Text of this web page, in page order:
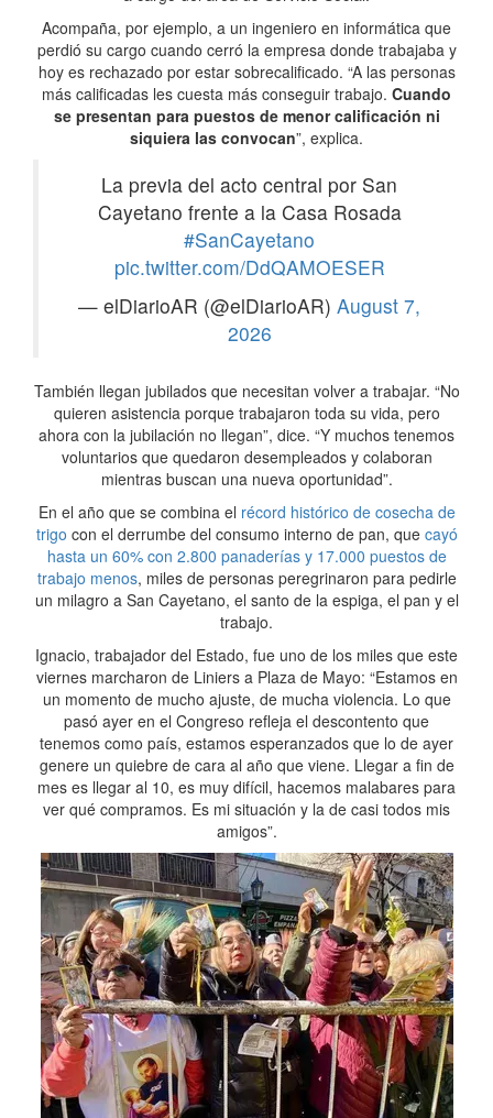
Acompaña, por ejemplo, a un ingeniero en informática que
perdió su cargo cuando cerró la empresa donde trabajaba y
hoy es rechazado por estar sobrecalificado. “A las personas
más calificadas les cuesta más conseguir trabajo. Cuando
se presentan para puestos de menor calificación ni
siquiera las convocan”, explica.
La previa del acto central por San
Cayetano frente a la Casa Rosada
#SanCayetano
pic.twitter.com/DdQAMOESER
— elDiarioAR (@elDiarioAR) August 7,
2026
También llegan jubilados que necesitan volver a trabajar. “No
quieren asistencia porque trabajaron toda su vida, pero
ahora con la jubilación no llegan”, dice. “Y muchos tenemos
voluntarios que quedaron desempleados y colaboran
mientras buscan una nueva oportunidad”.
En el año que se combina el récord histórico de cosecha de
trigo con el derrumbe del consumo interno de pan, que cayó
hasta un 60% con 2.800 panaderías y 17.000 puestos de
trabajo menos, miles de personas peregrinaron para pedirle
un milagro a San Cayetano, el santo de la espiga, el pan y el
trabajo.
Ignacio, trabajador del Estado, fue uno de los miles que este
viernes marcharon de Liniers a Plaza de Mayo: “Estamos en
un momento de mucho ajuste, de mucha violencia. Lo que
pasó ayer en el Congreso refleja el descontento que
tenemos como país, estamos esperanzados que lo de ayer
genere un quiebre de cara al año que viene. Llegar a fin de
mes es llegar al 10, es muy difícil, hacemos malabares para
ver qué compramos. Es mi situación y la de casi todos mis
amigos”.